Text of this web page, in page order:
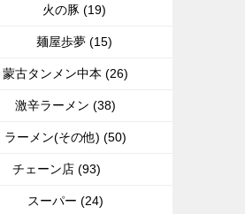
火の豚 (19)
麺屋歩夢 (15)
蒙古タンメン中本 (26)
激辛ラーメン (38)
ラーメン(その他) (50)
チェーン店 (93)
スーパー (24)